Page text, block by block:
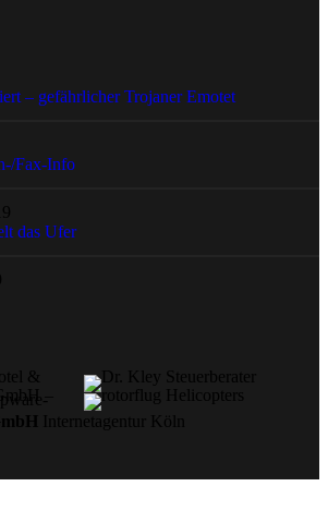
– gefährlicher Trojaner Emotet
Fax-Info
das Ufer
Internetagentur Köln